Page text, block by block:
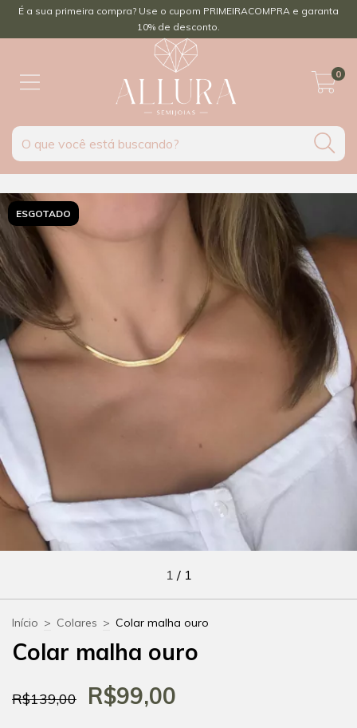
É a sua primeira compra? Use o cupom PRIMEIRACOMPRA e garanta
10% de desconto.
0
ESGOTADO
1 / 1
Início > Colares > Colar malha ouro
Colar malha ouro
R$139,00 R$99,00